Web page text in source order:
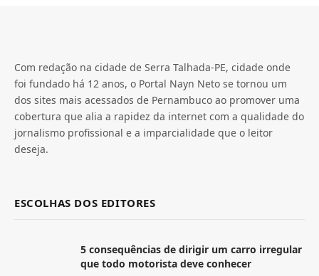
Com redação na cidade de Serra Talhada-PE, cidade onde
foi fundado há 12 anos, o Portal Nayn Neto se tornou um
dos sites mais acessados de Pernambuco ao promover uma
cobertura que alia a rapidez da internet com a qualidade do
jornalismo profissional e a imparcialidade que o leitor
deseja.
ESCOLHAS DOS EDITORES
5 consequências de dirigir um carro irregular
que todo motorista deve conhecer